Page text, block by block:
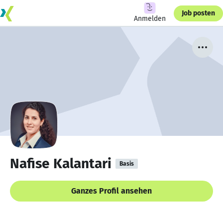
Anmelden
Job posten
Nafise Kalantari Basis
Ganzes Profil ansehen